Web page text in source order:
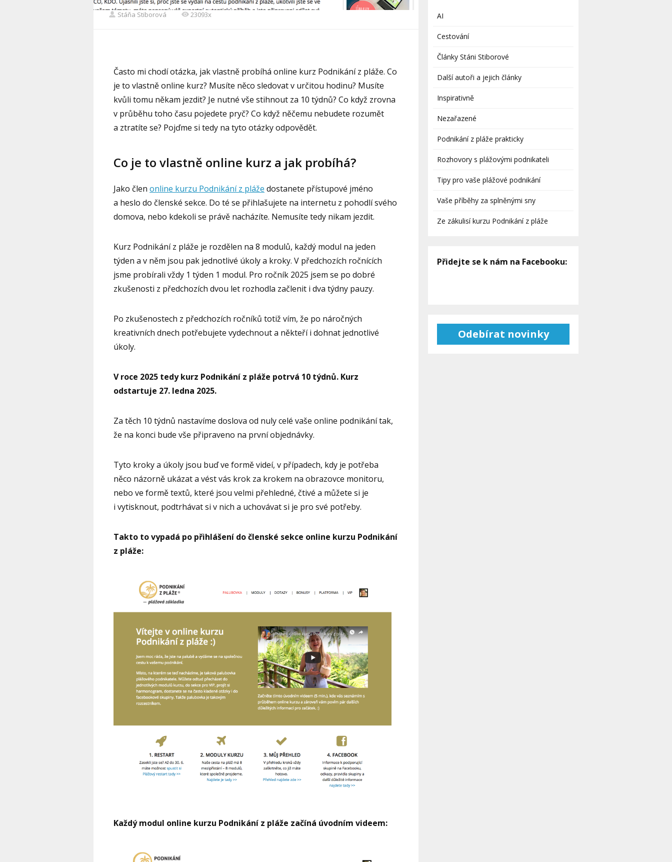
Stáňa Stiborová 23093x
Často mi chodí otázka, jak vlastně probíhá online kurz Podnikání z pláže. Co
je to vlastně online kurz? Musíte něco sledovat v určitou hodinu? Musíte
kvůli tomu někam jezdit? Je nutné vše stihnout za 10 týdnů? Co když zrovna
v průběhu toho času pojedete pryč? Co když něčemu nebudete rozumět
a ztratíte se? Pojďme si tedy na tyto otázky odpovědět.
Co je to vlastně online kurz a jak probíhá?
Jako člen online kurzu Podnikání z pláže dostanete přístupové jméno
a heslo do členské sekce. Do té se přihlašujete na internetu z pohodlí svého
domova, nebo kdekoli se právě nacházíte. Nemusíte tedy nikam jezdit.
Kurz Podnikání z pláže je rozdělen na 8 modulů, každý modul na jeden
týden a v něm jsou pak jednotlivé úkoly a kroky. V předchozích ročnících
jsme probírali vždy 1 týden 1 modul. Pro ročník 2025 jsem se po dobré
zkušenosti z předchozích dvou let rozhodla začlenit i dva týdny pauzy.
Po zkušenostech z předchozích ročníků totiž vím, že po náročných
kreativních dnech potřebujete vydechnout a někteří i dohnat jednotlivé
úkoly.
V roce 2025 tedy kurz Podnikání z pláže potrvá 10 týdnů. Kurz
odstartuje 27. ledna 2025.
Za těch 10 týdnů nastavíme doslova od nuly celé vaše online podnikání tak,
že na konci bude vše připraveno na první objednávky.
Tyto kroky a úkoly jsou buď ve formě videí, v případech, kdy je potřeba
něco názorně ukázat a vést vás krok za krokem na obrazovce monitoru,
nebo ve formě textů, které jsou velmi přehledné, čtivé a můžete si je
i vytisknout, podtrhávat si v nich a uchovávat si je pro své potřeby.
Takto to vypadá po přihlášení do členské sekce online kurzu Podnikání
z pláže:
Každý modul online kurzu Podnikání z pláže začíná úvodním videem:
AI
Cestování
Články Stáni Stiborové
Další autoři a jejich články
Inspirativně
Nezařazené
Podnikání z pláže prakticky
Rozhovory s plážovými podnikateli
Tipy pro vaše plážové podnikání
Vaše příběhy za splněnými sny
Ze zákulisí kurzu Podnikání z pláže
Přidejte se k nám na Facebooku:
Odebírat novinky